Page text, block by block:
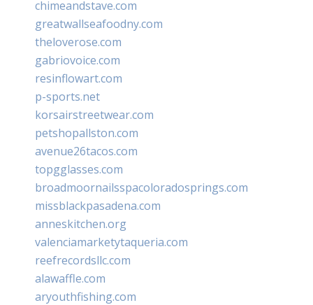
chimeandstave.com
greatwallseafoodny.com
theloverose.com
gabriovoice.com
resinflowart.com
p-sports.net
korsairstreetwear.com
petshopallston.com
avenue26tacos.com
topgglasses.com
broadmoornailsspacoloradosprings.com
missblackpasadena.com
anneskitchen.org
valenciamarketytaqueria.com
reefrecordsllc.com
alawaffle.com
aryouthfishing.com